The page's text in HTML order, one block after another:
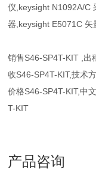
仪,keysight N1092A/C
器,keysight E5071C 矢
销售S46-SP4T-KIT ,出
收S46-SP4T-KIT,技术
价格S46-SP4T-KIT,中
T-KIT
产品咨询